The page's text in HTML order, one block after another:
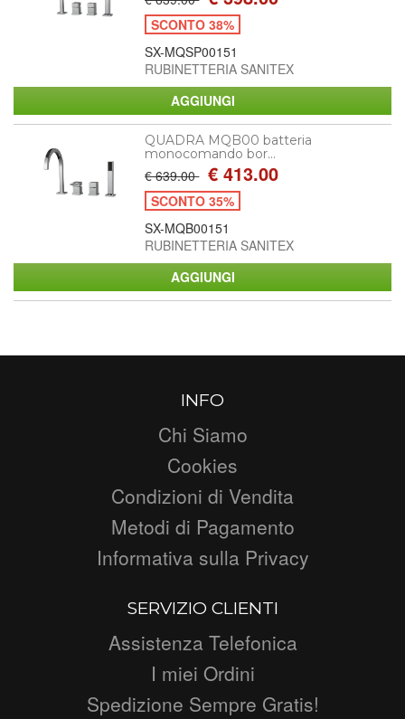
SCONTO 38%
SX-MQSP00151
RUBINETTERIA SANITEX
QUADRA MQB00 batteria
monocomando bor...
€ 639.00 € 413.00
SCONTO 35%
SX-MQB00151
RUBINETTERIA SANITEX
INFO
Chi Siamo
Cookies
Condizioni di Vendita
Metodi di Pagamento
Informativa sulla Privacy
SERVIZIO CLIENTI
Assistenza Telefonica
I miei Ordini
Spedizione Sempre Gratis!